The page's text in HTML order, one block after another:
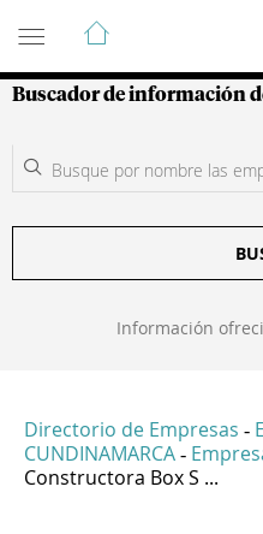
Guía de
Buscador de información
Información
Directorio de Empresas -
CUNDINAMARCA -
Constructora Box S ...